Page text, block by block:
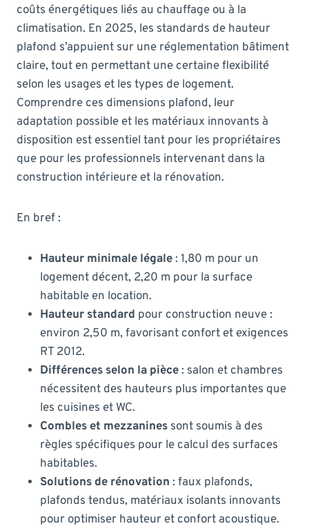
coûts énergétiques liés au chauffage ou à la
climatisation. En 2025, les standards de hauteur
plafond s’appuient sur une réglementation bâtiment
claire, tout en permettant une certaine flexibilité
selon les usages et les types de logement.
Comprendre ces dimensions plafond, leur
adaptation possible et les matériaux innovants à
disposition est essentiel tant pour les propriétaires
que pour les professionnels intervenant dans la
construction intérieure et la rénovation.
En bref :
Hauteur minimale légale: 1,80 m pour un
logement décent, 2,20 m pour la surface
habitable en location.
Hauteur standard pour construction neuve :
environ 2,50 m, favorisant confort et exigences
RT 2012.
Différences selon la pièce: salon et chambres
nécessitent des hauteurs plus importantes que
les cuisines et WC.
Combles et mezzanines sont soumis à des
règles spécifiques pour le calcul des surfaces
habitables.
Solutions de rénovation : faux plafonds,
plafonds tendus, matériaux isolants innovants
pour optimiser hauteur et confort acoustique.